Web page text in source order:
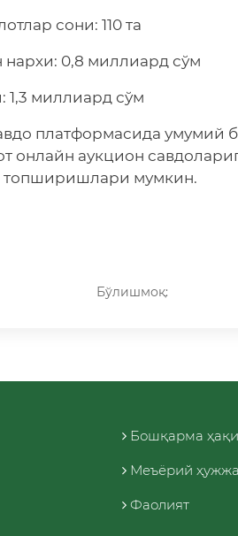
сони: 110 та
нархи: 0,8 миллиард сўм
1,3 миллиард сўм
платформасида
онлайн аукцион
топширишлари мумкин.
Бўлишмоқ:
Бошқарма
Меъёрий
Фаолият